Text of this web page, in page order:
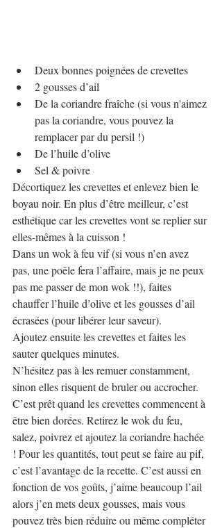
Deux bonnes poignées de crevettes
2 gousses d’ail
De la coriandre fraîche (si vous n'aimez
pas la coriandre, vous pouvez la
remplacer par du persil !)
De l’huile d’olive
Sel & poivre
Décortiquez les crevettes et enlevez bien le
boyau noir. En plus d’être meilleur, c’est
esthétique car les crevettes vont se replier sur
elles-mêmes à la cuisson !
Dans un wok à feu vif (si vous n’en avez
pas, une poêle fera l’affaire, mais je ne peux
pas me passer de mon wok !!), faites
chauffer l’huile d’olive et les gousses d’ail
écrasées (pour libérer leur saveur).
Ajoutez ensuite les crevettes et faites les
sauter quelques minutes.
N’hésitez pas à les remuer constamment,
sinon elles risquent de bruler ou accrocher.
C’est prêt quand les crevettes commencent à
être bien dorées. Retirez le wok du feu,
salez, poivrez et ajoutez la coriandre hachée
! Pour les quantités, tout peut se faire au pif,
c’est l’avantage de la recette. C’est aussi en
fonction de vos goûts, j’aime beaucoup l’ail
alors j’en mets deux gousses, mais vous
pouvez très bien réduire ou même compléter